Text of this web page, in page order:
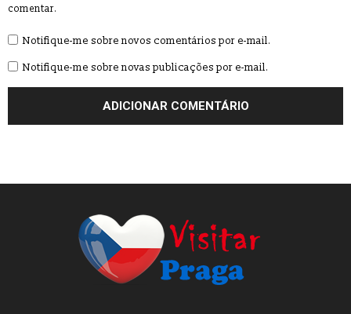
comentar.
Notifique-me sobre novos comentários por e-mail.
Notifique-me sobre novas publicações por e-mail.